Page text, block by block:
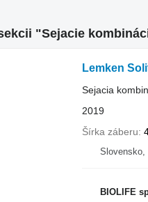
"Sejacie
Lemken
Sejacia
2019
Šírka záberu
Slovensko,
BIOLIFE